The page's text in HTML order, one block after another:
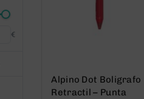
Alpino Dot Boligrafo
Retractil – Punta
€